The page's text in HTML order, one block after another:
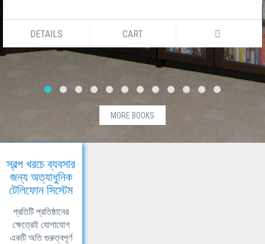
DETAILS CART
MORE BOOKS
স্বল্প খরচে ব্যবসার
জন্য অত্যাধুনিক
টেলিফোন সিস্টেম
প্রতিটি প্রতিষ্ঠানের
ক্ষেত্রেই যোগাযোগ
একটি অতি গুরুত্বপূর্ণ